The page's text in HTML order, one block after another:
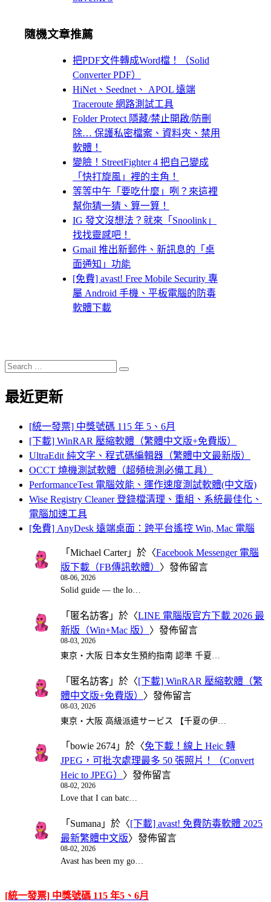
隨機文章推薦
把PDF文件轉成Word檔！（Solid
Converter PDF）
HiNet、Seednet、 APOL 遠端
Traceroute 網路測試工具
Folder Protect 隱藏/禁止開啟/防刪
除… 保護私密檔案、資料夾、禁用
軟體！
變臉！StreetFighter 4 把自己變成
「快打旋風」裡的主角！
等等中午「要吃什麼」咧？來這裡
幫你猜一猜、算一算！
IG 發文沒想法？就來「Snoolink」
找找靈感吧！
Gmail 推出新郵件、新訊息的「桌
面通知」功能
[免費] avast! Free Mobile Security 專
屬 Android 手機、平板電腦的防毒
軟體下載
Search
for:
Search
最近更新
[統一發票] 中獎號碼 115 年 5、6月
[下載] WinRAR 壓縮軟體（繁體中文版+免費版）
UltraEdit 純文字、程式碼編輯器（繁體中文最新版）
OCCT 燒機測試軟體（超頻檢測必備工具）
PerformanceTest 電腦效能、運作速度測試軟體(中文版)
Wise Registry Cleaner 登錄檔清理、重組、系統最佳化、
電腦加速工具
[免費] AnyDesk 遠端桌面：跨平台遙控 Win, Mac 電腦
「 Michael Carter」於〈Facebook Messenger 電腦
版下載（FB傳訊軟體） 〉發佈留言
08-06, 2026
Solid guide — the lo…
「 匿名訪客 」於〈LINE 電腦版官方下載 2026 最
新版（Win+Mac 版） 〉發佈留言
08-03, 2026
東京・大阪 日本女生預約指南 認準 千夏…
「 匿名訪客 」於〈[下載] WinRAR 壓縮軟體（繁
體中文版+免費版） 〉發佈留言
08-03, 2026
東京・大阪 高級派遣サービス 【千夏の伊…
「 bowie 2674 」於〈免下載！線上 Heic 轉
JPEG，可批次處理最多 50 張照片！（Convert
Heic to JPEG） 〉發佈留言
08-02, 2026
Love that I can batc…
「 Sumana 」於〈[下載] avast! 免費防毒軟體 2025
最新繁體中文版〉發佈留言
08-02, 2026
Avast has been my go…
[統一發票] 中獎號碼 115 年5、6月